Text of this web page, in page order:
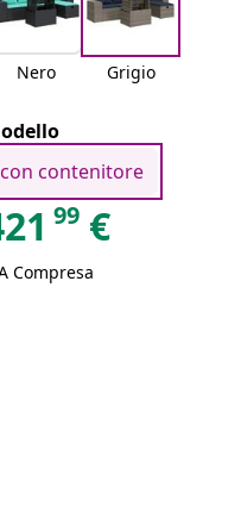
Nero Grigio
con contenitore
99 €
Compresa